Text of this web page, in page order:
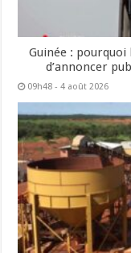
Guinée :
d’annoncer
09h48 - 4 août 2026